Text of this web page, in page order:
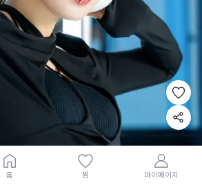
홈 찜 마이페이지